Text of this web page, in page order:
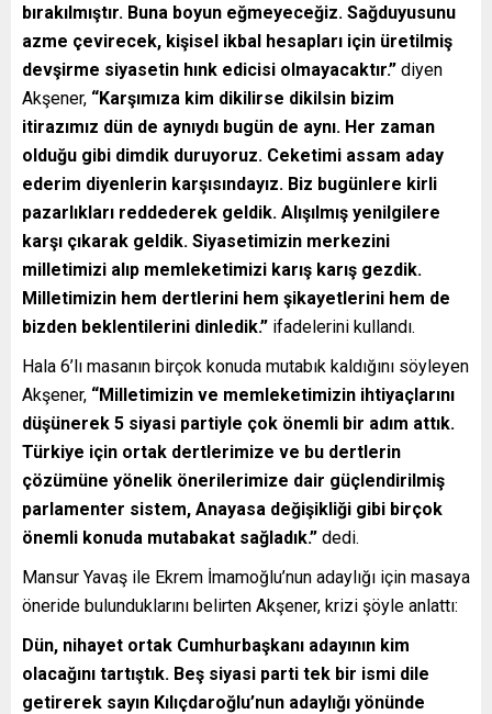
bırakılmıştır. Buna boyun eğmeyeceğiz. Sağduyusunu
azme çevirecek, kişisel ikbal hesapları için üretilmiş
devşirme siyasetin hınk edicisi olmayacaktır.” diyen
Akşener, “Karşımıza kim dikilirse dikilsin bizim
itirazımız dün de aynıydı bugün de aynı. Her zaman
olduğu gibi dimdik duruyoruz. Ceketimi assam aday
ederim diyenlerin karşısındayız. Biz bugünlere kirli
pazarlıkları reddederek geldik. Alışılmış yenilgilere
karşı çıkarak geldik. Siyasetimizin merkezini
milletimizi alıp memleketimizi karış karış gezdik.
Milletimizin hem dertlerini hem şikayetlerini hem de
bizden beklentilerini dinledik.” ifadelerini kullandı.
Hala 6’lı masanın birçok konuda mutabık kaldığını söyleyen
Akşener, “Milletimizin ve memleketimizin ihtiyaçlarını
düşünerek 5 siyasi partiyle çok önemli bir adım attık.
Türkiye için ortak dertlerimize ve bu dertlerin
çözümüne yönelik önerilerimize dair güçlendirilmiş
parlamenter sistem, Anayasa değişikliği gibi birçok
önemli konuda mutabakat sağladık.” dedi.
Mansur Yavaş ile Ekrem İmamoğlu’nun adaylığı için masaya
öneride bulunduklarını belirten Akşener, krizi şöyle anlattı:
Dün, nihayet ortak Cumhurbaşkanı adayının kim
olacağını tartıştık. Beş siyasi parti tek bir ismi dile
getirerek sayın Kılıçdaroğlu’nun adaylığı yönünde